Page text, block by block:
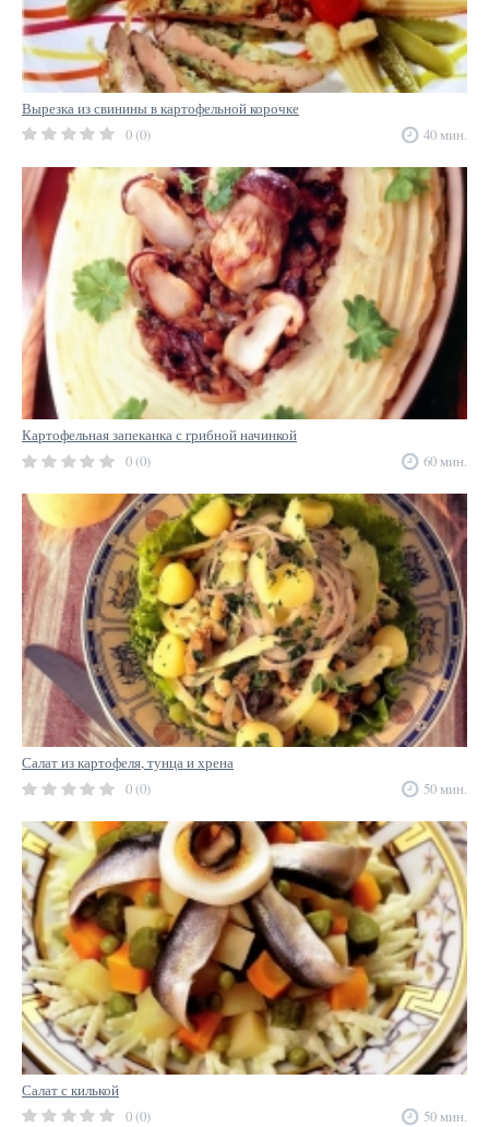
Вырезка из свинины в картофельной корочке
0 (0)
40 мин.
Картофельная запеканка с грибной начинкой
0 (0)
60 мин.
Салат из картофеля, тунца и хрена
0 (0)
50 мин.
Салат с килькой
0 (0)
50 мин.